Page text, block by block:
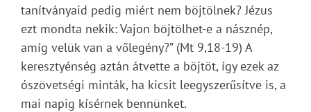
tanítványaid pedig miért nem böjtölnek? Jézus
ezt mondta nekik: Vajon böjtölhet-e a násznép,
amíg velük van a vőlegény?” (Mt 9,18-19) A
keresztyénség aztán átvette a böjtöt, így ezek az
ószövetségi minták, ha kicsit leegyszerűsítve is, a
mai napig kísérnek bennünket.